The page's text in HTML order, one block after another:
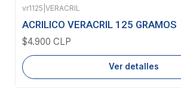
Agotado
vr1125 VERACRIL
ACRILICO VERACRIL 125 GRAMOS
$4.900 CLP
Ver detalles